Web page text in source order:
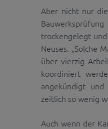
Aber nicht nur
trockengelegt
Neuses. „Solche
über vierzig
koordiniert
angekündigt
zeitlich so wenig
Auch wenn der